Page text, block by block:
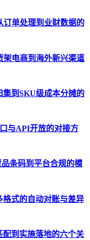
订单处理到业财数据的
架电商到海外新兴渠道
集到SKU级成本分摊的
与API开放的对接方
条码到平台合规的模
格式的自动对账与差异
配到实施落地的六个关